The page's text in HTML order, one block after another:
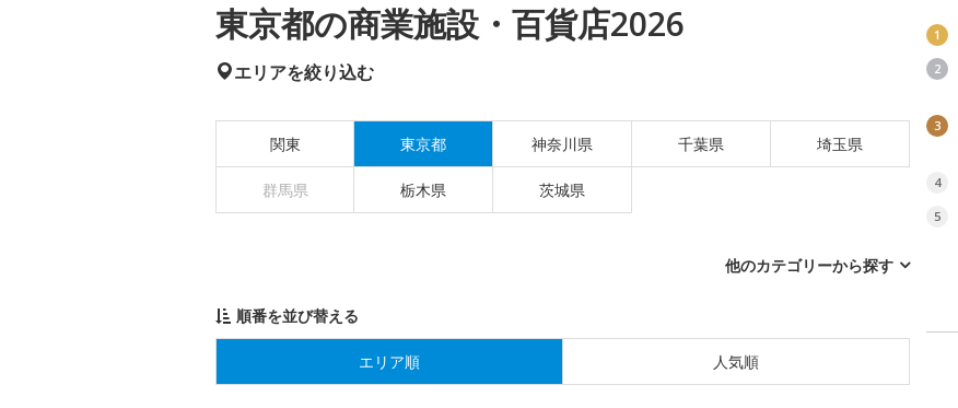
東京都の商業施設・百貨店2026
エリアを絞り込む
関東 東京都 神奈川県 千葉県 埼玉県
群馬県 栃木県 茨城県
他のカテゴリーから探す
順番を並び替える
エリア順 人気順
1
2
3
4
5